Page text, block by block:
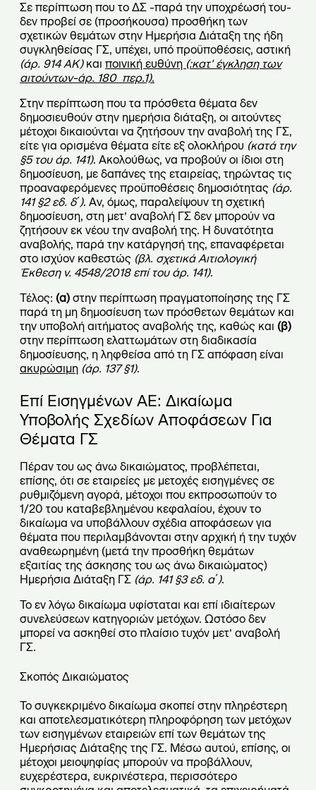
Σε περίπτωση που το ΔΣ -παρά την υποχρέωσή του-
δεν προβεί σε (προσήκουσα) προσθήκη των
σχετικών θεμάτων στην Ημερήσια Διάταξη της ήδη
συγκληθείσας ΓΣ, υπέχει, υπό προϋποθέσεις, αστική
(άρ. 914 ΑΚ)και ποινική ευθύνη (:κατ’ έγκληση των
αιτούντων-άρ. 180 περ.1).
Στην περίπτωση που τα πρόσθετα θέματα δεν
δημοσιευθούν στην ημερήσια διάταξη, οι αιτούντες
μέτοχοι δικαιούνται να ζητήσουν την αναβολή της ΓΣ,
είτε για ορισμένα θέματα είτε εξ ολοκλήρου (κατά την
§5 του άρ. 141). Ακολούθως, να προβούν οι ίδιοι στη
δημοσίευση, με δαπάνες της εταιρείας, τηρώντας τις
προαναφερόμενες προϋποθέσεις δημοσιότητας (άρ.
141§2 εδ. δ΄). Αν, όμως, παραλείψουν τη σχετική
δημοσίευση, στη μετ’ αναβολή ΓΣ δεν μπορούν να
ζητήσουν εκ νέου την αναβολή της. Η δυνατότητα
αναβολής, παρά την κατάργησή της, επαναφέρεται
στο ισχύον καθεστώς (βλ. σχετικά Αιτιολογική
Έκθεση ν. 4548/2018 επί του άρ. 141).
Τέλος: (α) στην περίπτωση πραγματοποίησης της ΓΣ
παρά τη μη δημοσίευση των πρόσθετων θεμάτων και
την υποβολή αιτήματος αναβολής της, καθώς και (β)
στην περίπτωση ελαττωμάτων στη διαδικασία
δημοσίευσης, η ληφθείσα από τη ΓΣ απόφαση είναι
ακυρώσιμη (άρ. 137§1).
Επί Εισηγμένων ΑΕ: Δικαίωμα
Υποβολής Σχεδίων Αποφάσεων Για
Θέματα ΓΣ
Πέραν του ως άνω δικαιώματος, προβλέπεται,
επίσης, ότι σε εταιρείες με μετοχές εισηγμένες σε
ρυθμιζόμενη αγορά, μέτοχοι που εκπροσωπούν το
1/20 του καταβεβλημένου κεφαλαίου, έχουν το
δικαίωμα να υποβάλλουν σχέδια αποφάσεων για
θέματα που περιλαμβάνονται στην αρχική ή την τυχόν
αναθεωρημένη (μετά την προσθήκη θεμάτων
εξαιτίας της άσκησης του ως άνω δικαιώματος)
Ημερήσια Διάταξη ΓΣ (άρ. 141§3 εδ. α΄).
Το εν λόγω δικαίωμα υφίσταται και επί ιδιαίτερων
συνελεύσεων κατηγοριών μετόχων. Ωστόσο δεν
μπορεί να ασκηθεί στο πλαίσιο τυχόν μετ’ αναβολή
ΓΣ.
Σκοπός Δικαιώματος
Το συγκεκριμένο δικαίωμα σκοπεί στην πληρέστερη
και αποτελεσματικότερη πληροφόρηση των μετόχων
των εισηγμένων εταιρειών επί των θεμάτων της
Ημερήσιας Διάταξης της ΓΣ. Μέσω αυτού, επίσης, οι
μέτοχοι μειοψηφίας μπορούν να προβάλλουν,
ευχερέστερα, ευκρινέστερα, περισσότερο